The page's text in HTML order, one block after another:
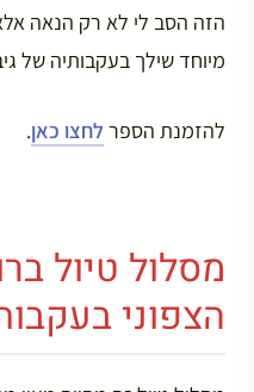
הזה הסב לי לא רק הנאה
מיוחד שילך בעקבותיה של
להזמנת הספר לחצו כאן.
מסלול טיול
הצפוני